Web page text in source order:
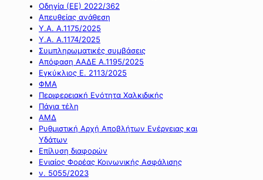
Οδηγία (ΕΕ) 2022/362
Απευθείας ανάθεση
Υ.Α. Α.1175/2025
Υ.Α. Α.1174/2025
Συμπληρωματικές συμβάσεις
Απόφαση ΑΑΔΕ Α.1195/2025
Εγκύκλιος Ε. 2113/2025
ΦΜΑ
Περιφερειακή Ενότητα Χαλκιδικής
Πάγια τέλη
ΑΜΔ
Ρυθμιστική Αρχή Αποβλήτων Ενέργειας και
Υδάτων
Επίλυση διαφορών
Ενιαίος Φορέας Κοινωνικής Ασφάλισης
ν. 5055/2023